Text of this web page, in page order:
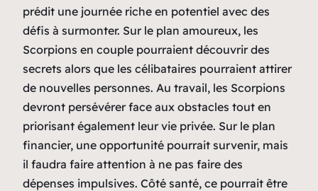
prédit une journée riche en potentiel avec des
défis à surmonter. Sur le plan amoureux, les
Scorpions en couple pourraient découvrir des
secrets alors que les célibataires pourraient attirer
de nouvelles personnes. Au travail, les Scorpions
devront persévérer face aux obstacles tout en
priorisant également leur vie privée. Sur le plan
financier, une opportunité pourrait survenir, mais
il faudra faire attention à ne pas faire des
dépenses impulsives. Côté santé, ce pourrait être